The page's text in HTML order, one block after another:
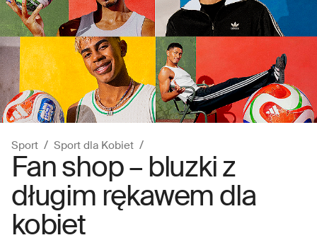
Sport Sport dla Kobiet
Fan shop – bluzki z
długim rękawem dla
kobiet